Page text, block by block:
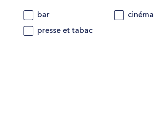
bar
presse et tabac
cinéma